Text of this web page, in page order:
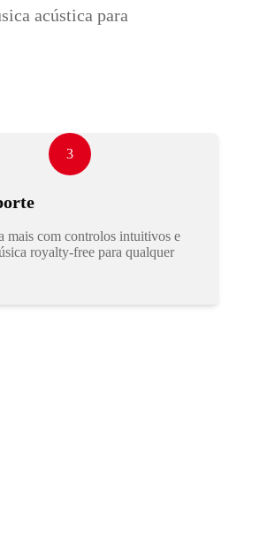
acústica para
3
mais com controlos intuitivos e
royalty-free para qualquer